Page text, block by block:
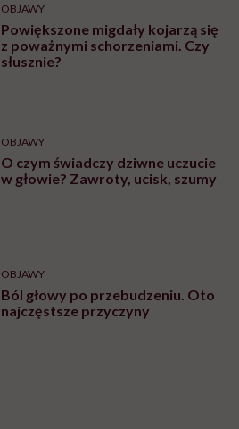
OBJAWY
Powiększone migdały kojarzą się
z poważnymi schorzeniami. Czy
słusznie?
OBJAWY
O czym świadczy dziwne uczucie
w głowie? Zawroty, ucisk, szumy
OBJAWY
Ból głowy po przebudzeniu. Oto
najczęstsze przyczyny